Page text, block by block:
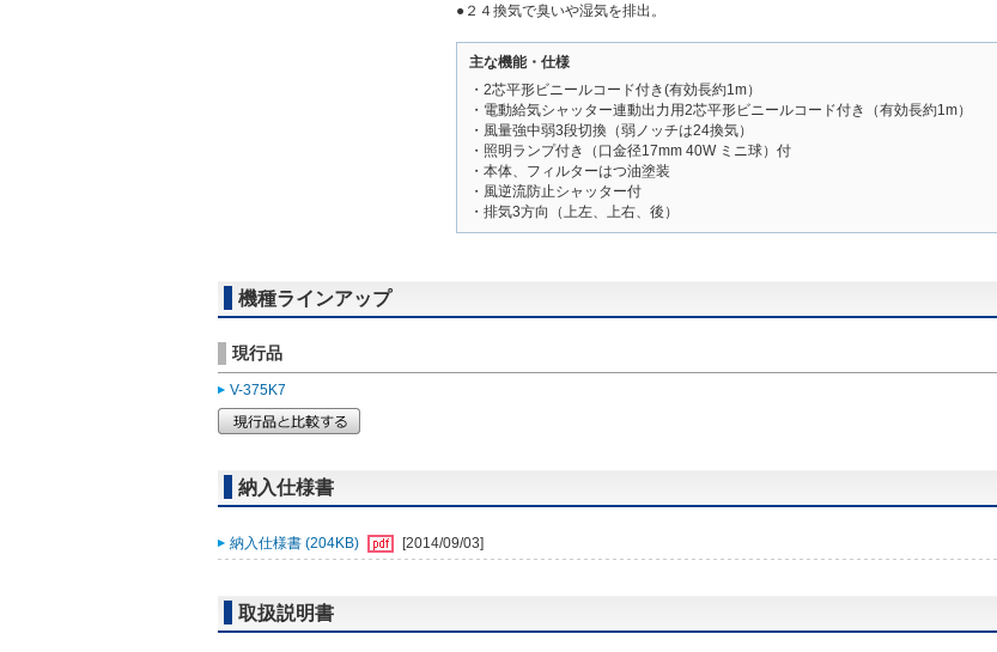
●２４換気で臭いや湿気を排出。
主な機能・仕様
・2芯平形ビニールコード付き(有効長約1m）
・電動給気シャッター連動出力用2芯平形ビニールコード付き（有効長約1m）
・風量強中弱3段切換（弱ノッチは24換気）
・照明ランプ付き（口金径17mm 40W ミニ球）付
・本体、フィルターはつ油塗装
・風逆流防止シャッター付
・排気3方向（上左、上右、後）
機種ラインアップ
現行品
V-375K7
納入仕様書
納入仕様書 (204KB) [2014/09/03]
取扱説明書